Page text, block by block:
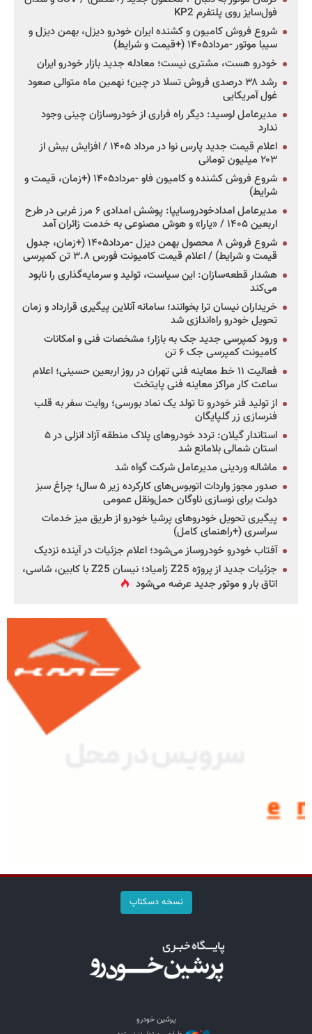
فول‌سایز روی پلتفرم KP2
شروع فروش کامیون و کشنده ایران خودرو دیزل، بهمن دیزل و
سیبا موتور -مرداد۱۴۰۵ (+قیمت و شرایط)
خودرو هست، مشتری نیست؛ معادله جدید بازار خودرو ایران
رشد ۳۸ درصدی فروش تسلا در چین؛ نهمین ماه متوالی صعود
غول آمریکایی
مدیرعامل لوسید: دیگر راه فراری از خودروسازان چینی وجود
ندارد
اعلام قیمت جدید پارس نوا در مرداد ۱۴۰۵ / افزایش بیش از
۲۰۳ میلیون تومانی
شروع فروش کشنده و کامیون فاو -مرداد۱۴۰۵ (+زمان، قیمت و
شرایط)
مدیرعامل امدادخودروسایپا: پوشش امدادی ۶ مرز غربی در طرح
اربعین ۱۴۰۵ / «یارا» و هوش مصنوعی به خدمت زائران آمد
شروع فروش ۸ محصول بهمن دیزل -مرداد۱۴۰۵ (+زمان، جدول
قیمت و شرایط) / اعلام قیمت کامیونت فورس ۳.۸ تن کمپرسی
هشدار قطعه‌سازان: این سیاست، تولید و سرمایه‌گذاری را نابود
می‌کند
خریداران نیسان ترا بخوانند؛ سامانه آنلاین پیگیری قرارداد و زمان
تحویل خودرو راه‌اندازی شد
ورود کمپرسی جدید جک به بازار؛ مشخصات فنی و امکانات
کامیونت کمپرسی جک ۶ تن
فعالیت ۱۱ خط معاینه فنی تهران در روز اربعین حسینی؛ اعلام
ساعت کار مراکز معاینه فنی پایتخت
از تولید فنر خودرو تا تولد یک نماد بورسی؛ روایت سفر به قلب
فنرسازی زر گلپایگان
استاندار گیلان: تردد خودروهای پلاک منطقه آزاد انزلی در ۵
استان شمالی بلامانع شد
ماشاله وردینی مدیرعامل شرکت گواه شد
صدور مجوز واردات اتوبوس‌های کارکرده زیر ۵ سال؛ چراغ سبز
دولت برای نوسازی ناوگان حمل‌ونقل عمومی
پیگیری تحویل خودروهای پرشیا خودرو از طریق میز خدمات
سراسری (+راهنمای کامل)
آفتاب خودرو خودروساز می‌شود؛ اعلام جزئیات در آینده نزدیک
جزئیات جدید از پروژه Z25 زامیاد؛ نیسان Z25 با کابین، شاسی،
اتاق بار و موتور جدید عرضه می‌شود
نسخه دسکتاپ
پرشین خودرو